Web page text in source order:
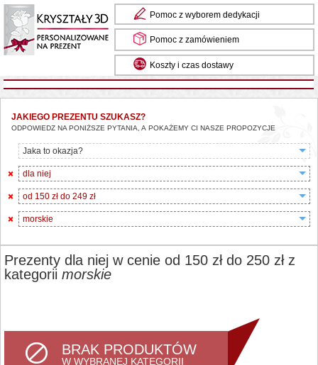
Pomoc z wyborem dedykacji
Pomoc z zamówieniem
Koszty i czas dostawy
JAKIEGO PREZENTU SZUKASZ?
ODPOWIEDZ NA PONIŻSZE PYTANIA, A POKAŻEMY CI NASZE PROPOZYCJE
Jaka to okazja?
dla niej
od 150 zł do 249 zł
morskie
Prezenty dla niej w cenie od 150 zł do 250 zł z
kategorii morskie
BRAK PRODUKTÓW
W WYBRANEJ KATEGORII